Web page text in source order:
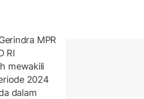
MPR
RI
mewakili
2024
dalam